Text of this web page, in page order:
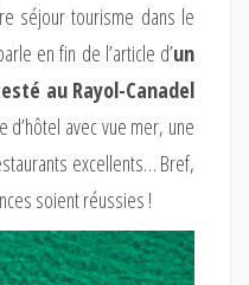
séjour tourisme dans le
en fin de l’article d’un
au Rayol-Canadel
d’hôtel avec vue mer, une
excellents… Bref,
soient réussies !